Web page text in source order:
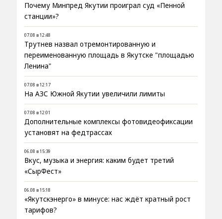
Почему Минпред Якутии проиграл суд «Пенной
станции»?
07.08 в 12:48
Трутнев назвал отремонтированную и
переименованную площадь в Якутске "площадью
Ленина"
07.08 в 12:17
На АЗС Южной Якутии увеличили лимиты
07.08 в 12:01
Дополнительные комплексы фотовидеофиксации
установят на федтрассах
06.08 в 15:39
Вкус, музыка и энергия: каким будет третий
«СырФест»
06.08 в 15:18
«Якутскэнерго» в минусе: нас ждёт кратный рост
тарифов?